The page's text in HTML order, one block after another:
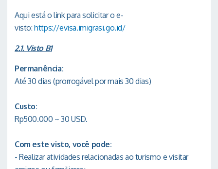
Aqui está o link para solicitar o e-
visto:https://evisa.imigrasi.go.id/
2.1. Visto B1
Permanência:
Até 30 dias (prorrogável por mais 30 dias)
Custo:
Rp500.000 ~ 30 USD.
Com este visto, você pode:
- Realizar atividades relacionadas ao turismo e visitar